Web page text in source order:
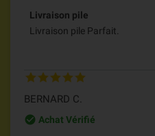
Livraison pile
Livraison pile Parfait.
BERNARD C.
check_circle_outline
Achat Vérifié